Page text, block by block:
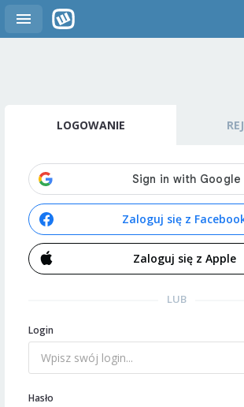
LOGOWANIE
Zaloguj się z
Zaloguj się z Apple
LUB
Login
Hasło